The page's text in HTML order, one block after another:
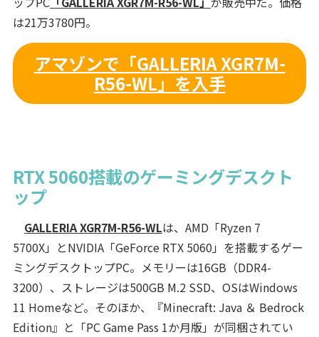
は21万3780円。
アマゾンで「GALLERIA XGR7M-
R56-WL」を入手
RTX 5060搭載のゲーミングデスクト
ップ
GALLERIA XGR7M-R56-WLは、AMD「Ryzen 7
5700X」とNVIDIA「GeForce RTX 5060」を搭載するゲー
ミングデスクトップPC。メモリーは16GB（DDR4-
3200）、ストレージは500GB M.2 SSD、OSはWindows
11 Homeなど。そのほか、『Minecraft: Java ＆ Bedrock
Edition』と「PC Game Pass 1か月版」が同梱されてい